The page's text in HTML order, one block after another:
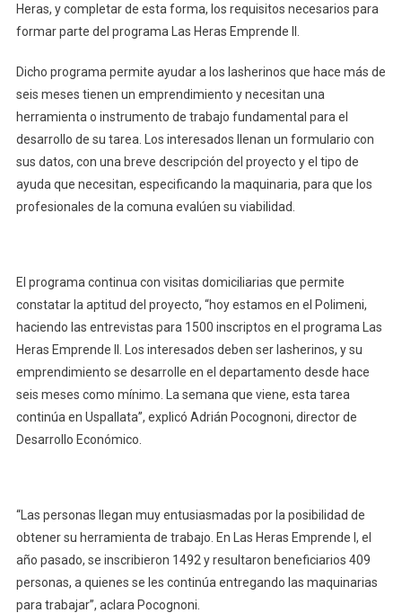
Heras, y completar de esta forma, los requisitos necesarios para
formar parte del programa Las Heras Emprende II.
Dicho programa permite ayudar a los lasherinos que hace más de
seis meses tienen un emprendimiento y necesitan una
herramienta o instrumento de trabajo fundamental para el
desarrollo de su tarea. Los interesados llenan un formulario con
sus datos, con una breve descripción del proyecto y el tipo de
ayuda que necesitan, especificando la maquinaria, para que los
profesionales de la comuna evalúen su viabilidad.
El programa continua con visitas domiciliarias que permite
constatar la aptitud del proyecto, “hoy estamos en el Polimeni,
haciendo las entrevistas para 1500 inscriptos en el programa Las
Heras Emprende II. Los interesados deben ser lasherinos, y su
emprendimiento se desarrolle en el departamento desde hace
seis meses como mínimo. La semana que viene, esta tarea
continúa en Uspallata”, explicó Adrián Pocognoni, director de
Desarrollo Económico.
“Las personas llegan muy entusiasmadas por la posibilidad de
obtener su herramienta de trabajo. En Las Heras Emprende I, el
año pasado, se inscribieron 1492 y resultaron beneficiarios 409
personas, a quienes se les continúa entregando las maquinarias
para trabajar”, aclara Pocognoni.